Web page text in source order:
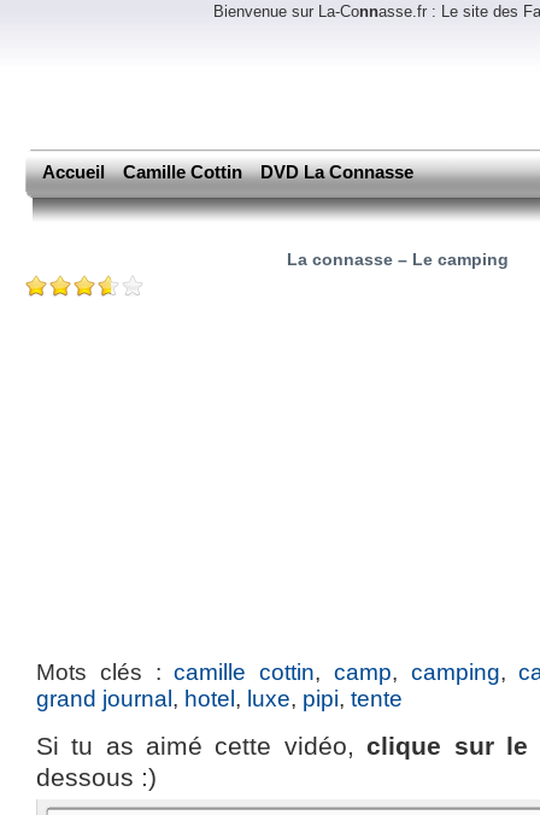
Bienvenue sur La-Connasse.fr : Le site des
Accueil Camille Cottin DVD La Connasse
La connasse – Le camping
Mots clés :camille cottin, camp, camping,
grand journal , hotel , luxe, pipi, tente
Si tu as aimé cette vidéo,clique sur
dessous :)